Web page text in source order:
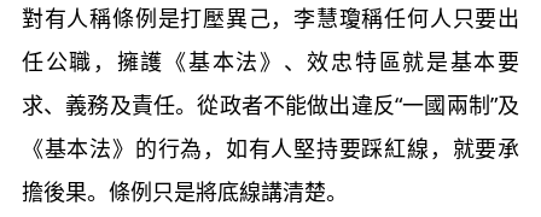
對有人稱條例是打壓異己，李慧瓊稱任何人只要出
任公職，擁護《基本法》、效忠特區就是基本要
求、義務及責任。從政者不能做出違反“一國兩制”及
《基本法》的行為，如有人堅持要踩紅線，就要承
擔後果。條例只是將底線講清楚。